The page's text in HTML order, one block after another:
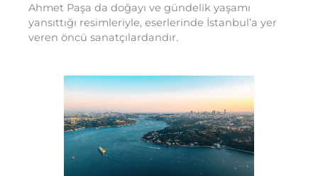
Ahmet Paşa da doğayı ve gündelik yaşamı
yansıttığı resimleriyle, eserlerinde İstanbul’a yer
veren öncü sanatçılardandır.